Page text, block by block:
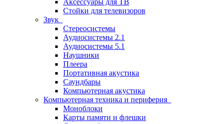
Аксессуары для ТВ
Стойки для телевизоров
Звук
Стереосистемы
Аудиосистемы 2.1
Аудиосистемы 5.1
Наушники
Плеера
Портативная акустика
Саундбары
Компьютерная акустика
Компьютерная техника и периферия
Моноблоки
Карты памяти и флешки